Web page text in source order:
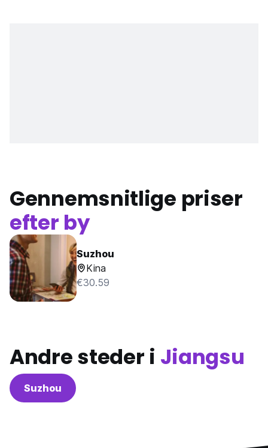
Gennemsnitlige priser
efter by
Suzhou
Kina
€30.59
Andre steder i Jiangsu
Suzhou